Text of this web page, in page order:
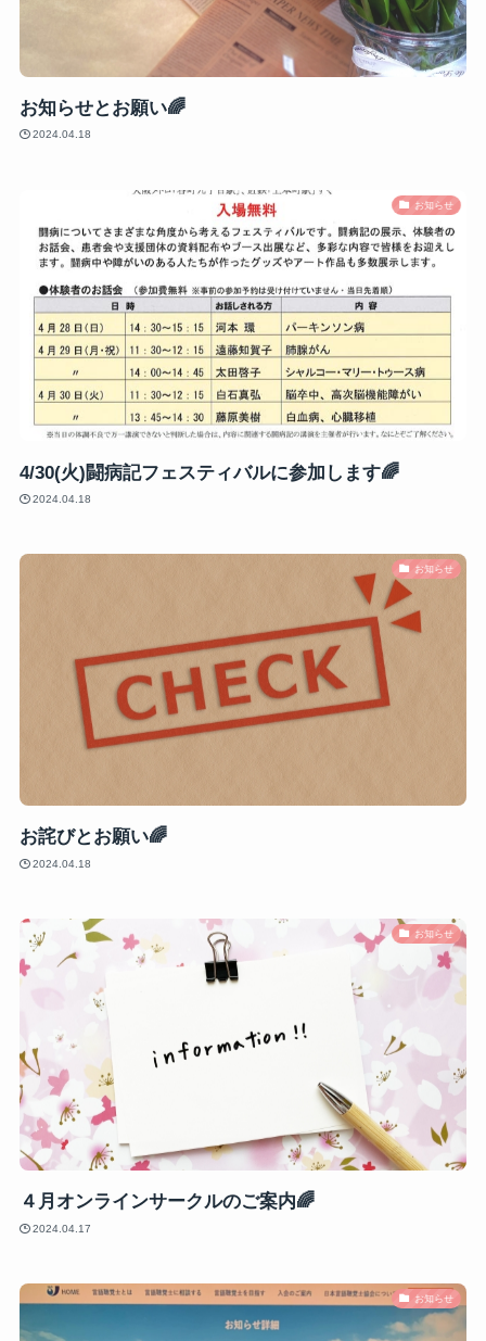
お知らせとお願い🌈
2024.04.18
お知らせ
4/30(火)闘病記フェスティバルに参加します🌈
2024.04.18
お知らせ
お詫びとお願い🌈
2024.04.18
お知らせ
４月オンラインサークルのご案内🌈
2024.04.17
お知らせ